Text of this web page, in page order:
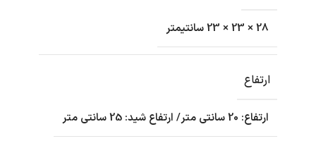
28 × 23 × 23 سانتیمتر
ارتفاع
ارتفاع: 20 سانتی متر/ ارتفاع شید: 25 سانتی متر